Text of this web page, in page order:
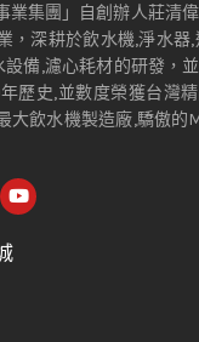
業集團」自創辦人莊清
，深耕於飲水機,淨水器
設備,濾心耗材的研發，
歷史,並數度榮獲台灣
大飲水機製造廠,驕傲的